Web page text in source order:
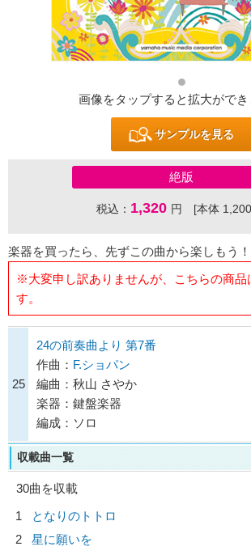
画像をタップすると拡大ができ
サンプルを見る
絶版
税込： 1,320 円 [本体
楽器を買ったら、先ずこの曲から楽しもう！
※大変申し訳ありませんが、こちらの商品
す。
25
24の前奏曲より 第7番
作曲： F.ショパン
編曲：秋山 さやか
楽器：鍵盤楽器
編成：ソロ
収載曲一覧
30曲を収載
1
となりのトトロ
2
星に願いを